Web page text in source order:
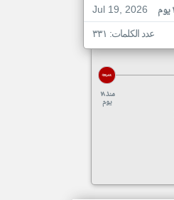
Jul 19, 2026
عدد الكلمات: ٣٣١
منذ ١٨
يوم